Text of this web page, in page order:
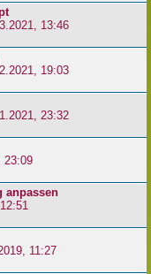
13:46
19:03
23:32
23:09
anpassen
11:27